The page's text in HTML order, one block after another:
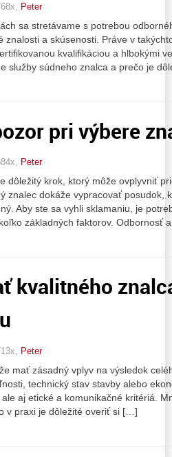
Peter
sa stretávame s potrebou
znalosti a skúsenosti. Práve v
kvalifikáciou a hlbokými
služby súdneho znalca a prečo je
pri výbere
Peter
dôležitý krok, ktorý môže ovplyvniť
znalec dokáže vypracovať posudok,
Aby ste sa vyhli sklamaniu, je
základných faktorov. Odbornosť
kvalitného
Peter
mať zásadný vplyv na výsledok
technický stav stavby alebo
aj etické a komunikačné kritériá.
v praxi je dôležité overiť si […]